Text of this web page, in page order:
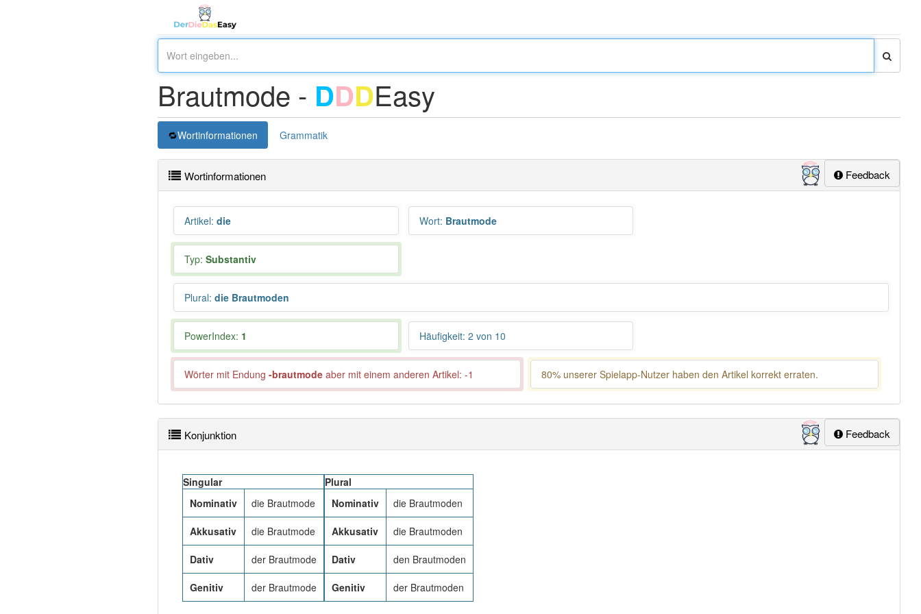
Brautmode - DDDEasy
Wortinformationen Grammatik
Feedback
Wortinformationen
Artikel: die Wort: Brautmode
Typ: Substantiv
Plural: die Brautmoden
PowerIndex: 1 Häufigkeit: 2 von 10
Wörter mit Endung -brautmode aber mit einem anderen Artikel: -1 80% unserer Spielapp-Nutzer haben den Artikel korrekt erraten.
Feedback
Konjunktion
Singular
Nominativ
die Brautmode
Akkusativ die Brautmode
Dativ der Brautmode
Genitiv der Brautmode
Plural
Nominativ
die Brautmoden
Akkusativ die Brautmoden
Dativ den Brautmoden
Genitiv der Brautmoden